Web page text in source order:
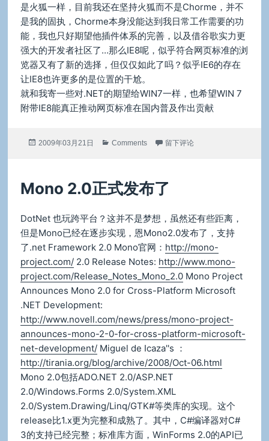
是火狐一样，目前我还在坚持火狐而不是Chorme，并不
是我的固执，Chorme本身没能达到我日常工作需要的功
能，我也只好期望他插件体系的完善，以及借谷歌实力更
强大的开发者社区了…那么IE8呢，似乎符合网页标准的浏
览器又有了新的选择，但仅仅如此了吗？似乎IE6的存在
让IE8也许更多的是位置的干尬。
就和我寄一些对.NET的期望给WIN7一样，也希望WIN 7
附带IE8能真正推动网页标准在国内普及作出贡献
发
2009年03月21日
分
Comments 于IE8发布之后
留下评论
Mono 2.0正式发布了
DotNet 也玩跨平台？这并不是梦想，虽然还有些距离，
但是Mono已经在逐步实现，恩Mono2.0发布了，支持
了.net Framework 2.0 Mono官网： http://mono-
project.com/ 2.0 Release Notes: http://www.mono-
project.com/Release_Notes_Mono_2.0 Mono Project
Announces Mono 2.0 for Cross-Platform Microsoft
.NET Development:
http://www.novell.com/news/press/mono-project-
announces-mono-2-0-for-cross-platform-microsoft-
net-development/ Miguel de Icaza''s ：
http://tirania.org/blog/archive/2008/Oct-06.html
Mono 2.0包括ADO.NET 2.0/ASP.NET
2.0/Windows.Forms 2.0/System.XML
2.0/System.Drawing/Linq/GTK#等类库的实现。这个
release比1.x更为完整和成熟了。其中，C#编译器对C#
3的支持已经完整；标准库方面，WinForms 2.0的API已